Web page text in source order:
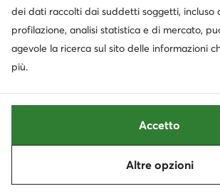
Polo Ralph Lauren
Polo
Sneakers ·
Prezzo più
dei dati raccolti dai suddetti soggetti, incluso
profilazione, analisi statistica e di mercato,
agevole la ricerca sul sito delle informazioni
più.
Altre opzioni
Accetto